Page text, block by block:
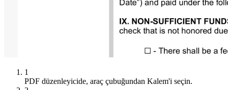
1
PDF düzenleyicide, araç çubuğundan Kalem'i seçin.